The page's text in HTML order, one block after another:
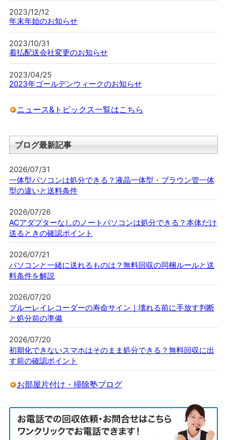
2023/12/12
年末年始のお知らせ
2023/10/31
着払配送会社変更のお知らせ
2023/04/25
2023年ゴールデンウィークのお知らせ
ニュース&トピックス一覧はこちら
ブログ最新記事
2026/07/31
一体型パソコンは処分できる？液晶一体型・ブラウン管一体
型の違いと送料条件
2026/07/26
ACアダプターなしのノートパソコンは処分できる？本体だけ
送るときの確認ポイント
2026/07/21
パソコンと一緒に送れるものは？無料回収の同梱ルールと送
料条件を解説
2026/07/20
ブルーレイレコーダーの寿命サイン｜壊れる前に手放す判断
と処分前の準備
2026/07/20
初期化できないスマホはそのまま処分できる？無料回収に出
す前の確認ポイント
お部屋片付け・掃除塾ブログ